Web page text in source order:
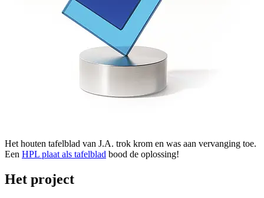
Het houten tafelblad van J.A. trok krom en was aan vervanging toe.
Een HPL plaat als tafelblad bood de oplossing!
Het project